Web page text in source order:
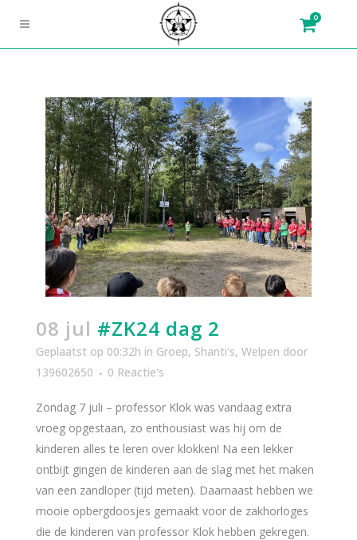
0
08 jul #ZK24 dag 2
Geplaatst op 00:32h in Groep, Shanti's, Welpen door
139602650
0 Reactie's
Zondag 7 juli – professor Klok was vandaag extra
vroeg opgestaan, zo enthousiast was hij om de
kinderen alles te leren over klokken! Na een lekker
ontbijt gingen de kinderen aan de slag met het maken
van een zandloper (tijd meten). Daarnaast hebben we
mooie opbergdoosjes gemaakt voor de zakhorloges
die de kinderen van professor Klok hebben gekregen.